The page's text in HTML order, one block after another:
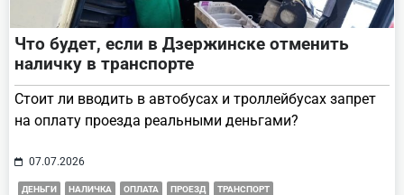
Что будет, если в Дзержинске отменить
наличку в транспорте
Стоит ли вводить в автобусах и троллейбусах запрет
на оплату проезда реальными деньгами?
07.07.2026
ДЕНЬГИ НАЛИЧКА ОПЛАТА ПРОЕЗД ТРАНСПОРТ